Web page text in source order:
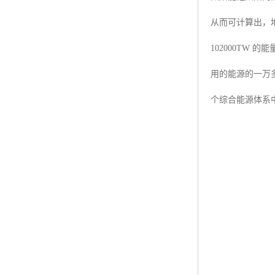
从而可计算出，
102000TW 的能
用的能源的一万
个综合能源体系